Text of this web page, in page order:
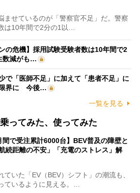
せているのが「警察官不足」だ。警察
は10年間で2分の1以…
の危機】採用試験受験者数は10年間で2
数減がも…
で「医師不足」に加えて「患者不足」に
限界に 今後…
一覧を見る
ってみた、使ってみた
間で受注累計6000台】BEV普及の障壁と
続距離の不安」「充電のストレス」解
いた「EV（BEV）シフト」の潮流も、
ているように見える。…